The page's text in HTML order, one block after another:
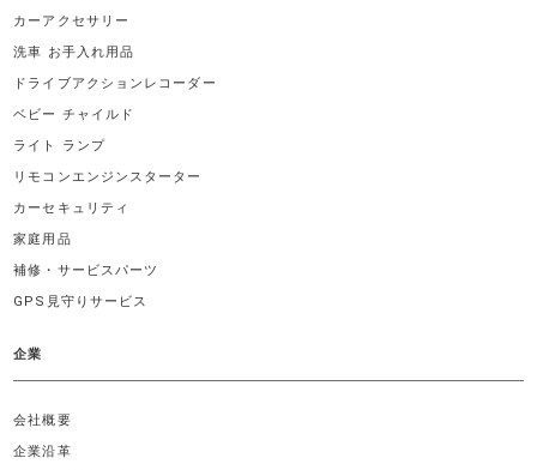
カーアクセサリー
洗車 お手入れ用品
ドライブアクションレコーダー
ベビー チャイルド
ライト ランプ
リモコンエンジンスターター
カーセキュリティ
家庭用品
補修・サービスパーツ
GPS見守りサービス
企業
会社概要
企業沿革